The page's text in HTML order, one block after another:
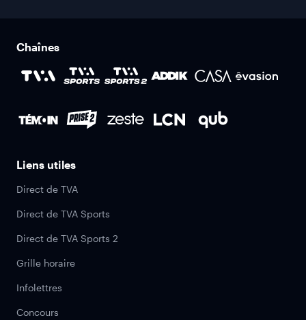
Chaînes
Liens utiles
Direct de TVA
Direct de TVA Sports
Direct de TVA Sports 2
Grille horaire
Infolettres
Concours